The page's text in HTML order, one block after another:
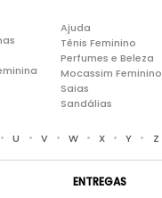
Ajuda
Tênis Feminino
Perfumes e Beleza
Mocassim Feminino
Saias
Sandálias
• U • V • W • X • Y • Z
ENTREGAS